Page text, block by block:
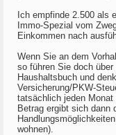
Ich empfinde 2.500 als
Immo-Spezial vom
Einkommen nach
Wenn Sie an dem
so führen Sie doch
Haushaltsbuch und
Versicherung/PKW-
tatsächlich jeden
Betrag ergibt sich dann
wohnen).